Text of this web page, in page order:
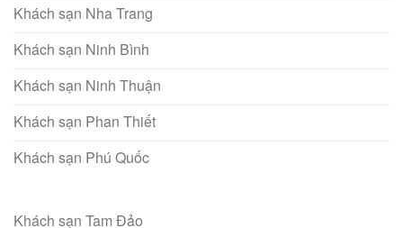
Khách sạn Nha Trang
Khách sạn Ninh Bình
Khách sạn Ninh Thuận
Khách sạn Phan Thiết
Khách sạn Phú Quốc
Khách sạn Tam Đảo